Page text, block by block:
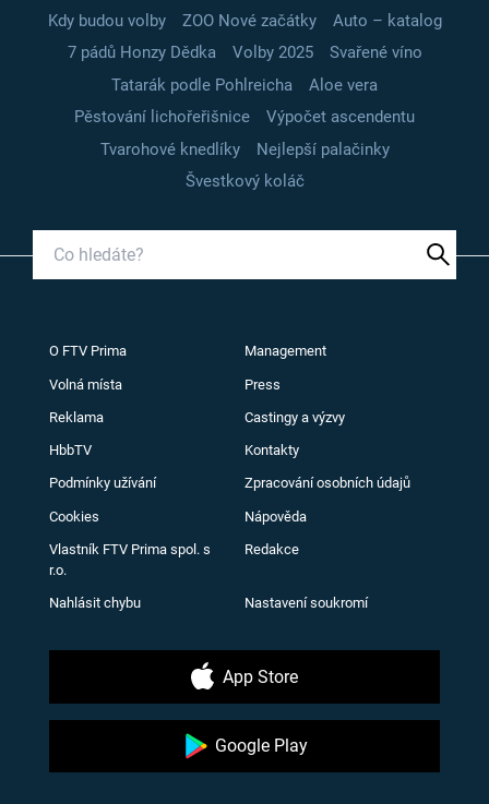
Kdy budou volby
ZOO Nové začátky
Auto – katalog
7 pádů Honzy Dědka
Volby 2025
Svařené víno
Tatarák podle Pohlreicha
Aloe vera
Pěstování lichořeřišnice
Výpočet ascendentu
Tvarohové knedlíky
Nejlepší palačinky
Švestkový koláč
O FTV Prima Management
Volná místa Press
Reklama Castingy a výzvy
HbbTV Kontakty
Podmínky užívání Zpracování osobních údajů
Cookies Nápověda
Vlastník FTV Prima spol. s
r.o.
Redakce
Nahlásit chybu Nastavení soukromí
App Store
Google Play